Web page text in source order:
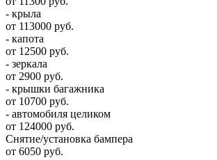
- крыла
от 113000 руб.
- капота
от 12500 руб.
- зеркала
от 2900 руб.
- крышки багажника
от 10700 руб.
- автомобиля целиком
от 124000 руб.
Снятие/установка бампера
от 6050 руб.